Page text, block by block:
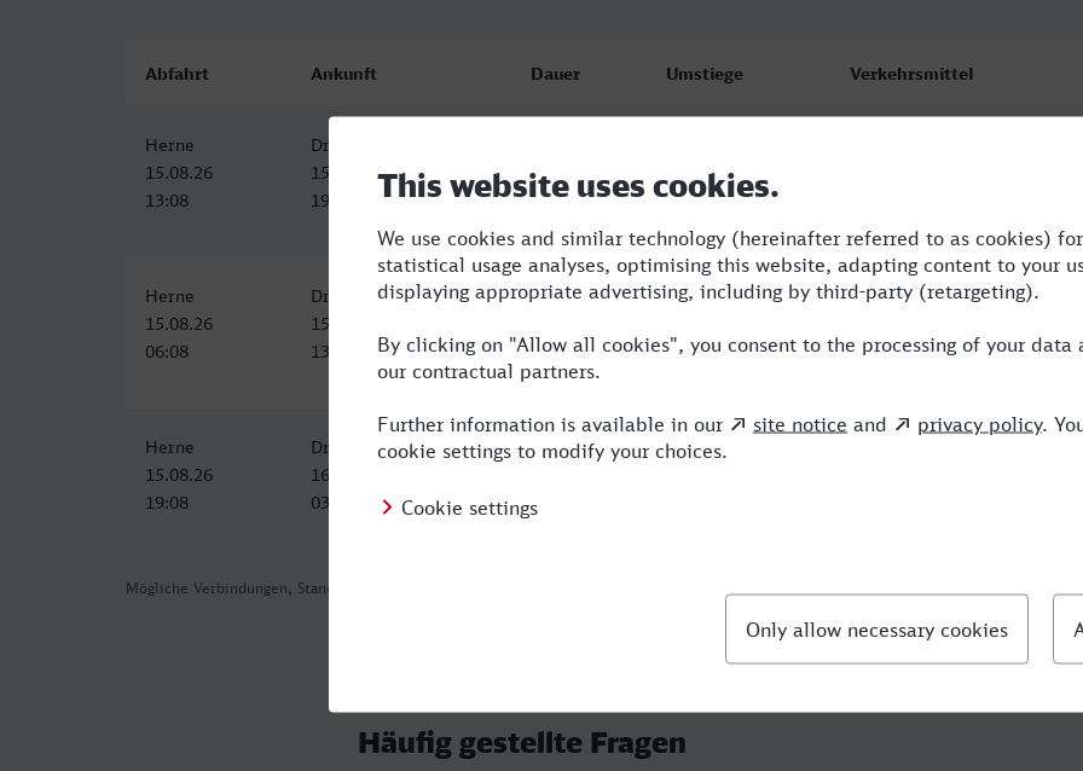
Mögliche Verbindungen, Stand: 2026-08-01 03:33
Abfahrt Ankunft Dauer Umstiege Verkehrsmittel
Herne
15.08.26
13:08
Dresden Hbf
15.08.26
19:20
Herne
15.08.26
06:08
Dresden Hbf
15.08.26
13:44
7:36 3 RB,CAN,NX,ICE
Herne
15.08.26
19:08
Dresden Hbf
16.08.26
03:07
7:59 2
Häufig gestellte Fragen